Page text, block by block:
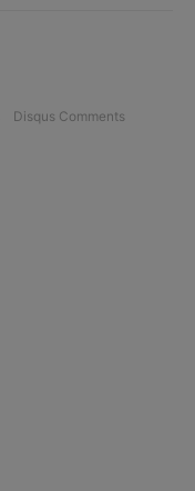
Disqus Comments